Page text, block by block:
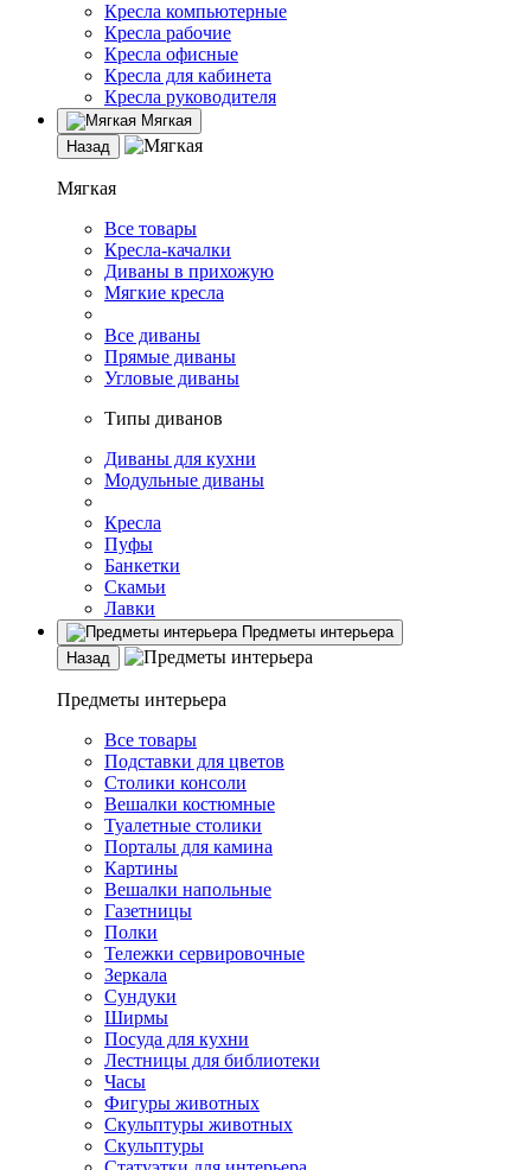
Кресла компьютерные
Кресла рабочие
Кресла офисные
Кресла для кабинета
Кресла руководителя
Мягкая
Назад
Мягкая
Все товары
Кресла-качалки
Диваны в прихожую
Мягкие кресла
Все диваны
Прямые диваны
Угловые диваны
Типы диванов
Диваны для кухни
Модульные диваны
Кресла
Пуфы
Банкетки
Скамьи
Лавки
Предметы интерьера
Назад
Предметы интерьера
Все товары
Подставки для цветов
Столики консоли
Вешалки костюмные
Туалетные столики
Порталы для камина
Картины
Вешалки напольные
Газетницы
Полки
Тележки сервировочные
Зеркала
Сундуки
Ширмы
Посуда для кухни
Лестницы для библиотеки
Часы
Фигуры животных
Скульптуры животных
Скульптуры